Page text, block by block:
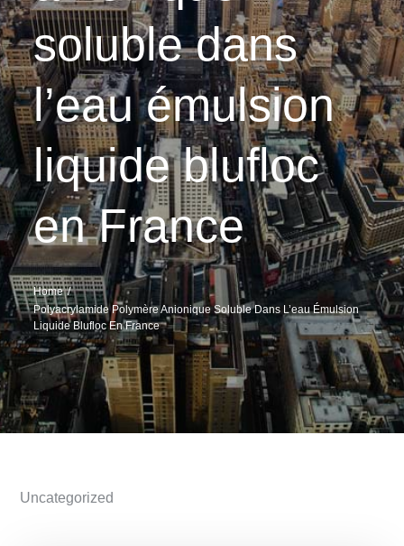
soluble dans
l’eau émulsion
liquide blufloc
en France
Home
Polyacrylamide Polymère Anionique Soluble Dans L’eau Émulsion
Liquide Blufloc En France
Uncategorized